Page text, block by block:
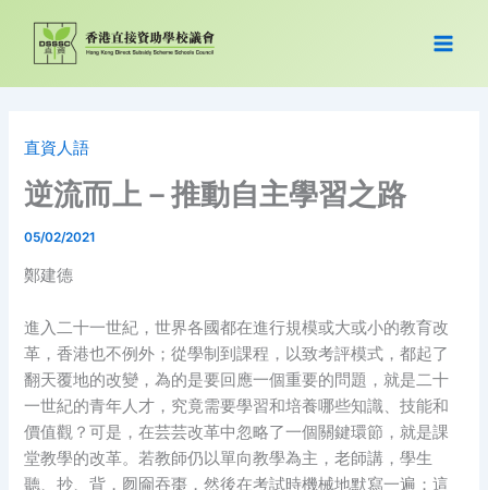
要
直資人語
逆流而上－推動自主學習之路
05/02/2021
鄭建德
進入二十一世紀，世界各國都在進行規模或大或小的教育改
革，香港也不例外；從學制到課程，以致考評模式，都起了
翻天覆地的改變，為的是要回應一個重要的問題，就是二十
一世紀的青年人才，究竟需要學習和培養哪些知識、技能和
價值觀？可是，在芸芸改革中忽略了一個關鍵環節，就是課
堂教學的改革。若教師仍以單向教學為主，老師講，學生
聽、抄、背，囫圇吞棗，然後在考試時機械地默寫一遍；這